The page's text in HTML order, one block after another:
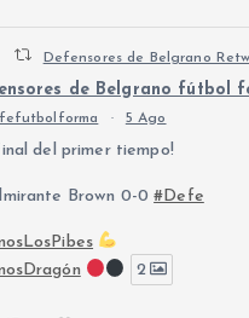
Defensores de Belgrano
de Belgrano fútbol
· 5 Ago
del primer tiempo!
Brown 0-0#Defe
2